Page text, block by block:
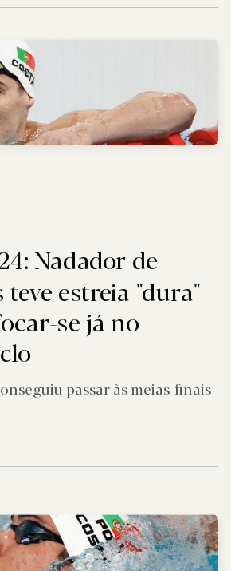
Nadador de
estreia "dura"
se já no
passar às meias-finais